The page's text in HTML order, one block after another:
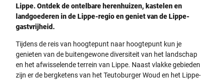
Lippe. Ontdek de ontelbare herenhuizen, kastelen en
landgoederen in de Lippe-regio en geniet van de Lippe-
gastvrijheid.
Tijdens de reis van hoogtepunt naar hoogtepunt kun je
genieten van de buitengewone diversiteit van het landschap
en het afwisselende terrein van Lippe. Naast vlakke gebieden
zijn er de bergketens van het Teutoburger Woud en het Lippe-